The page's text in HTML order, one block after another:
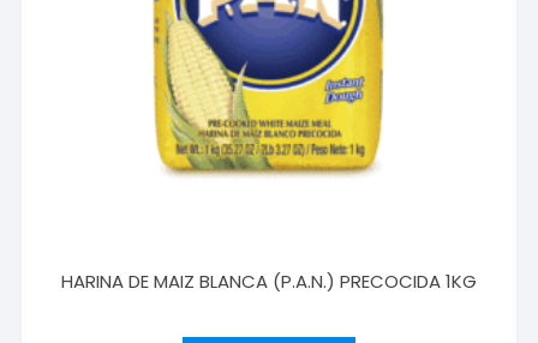
HARINA DE MAIZ BLANCA (P.A.N.) PRECOCIDA 1KG